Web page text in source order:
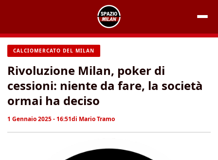
contenuto
CALCIOMERCATO DEL MILAN
Rivoluzione Milan, poker di
cessioni: niente da fare, la società
ormai ha deciso
1 Gennaio 2025 - 16:51di Mario Tramo